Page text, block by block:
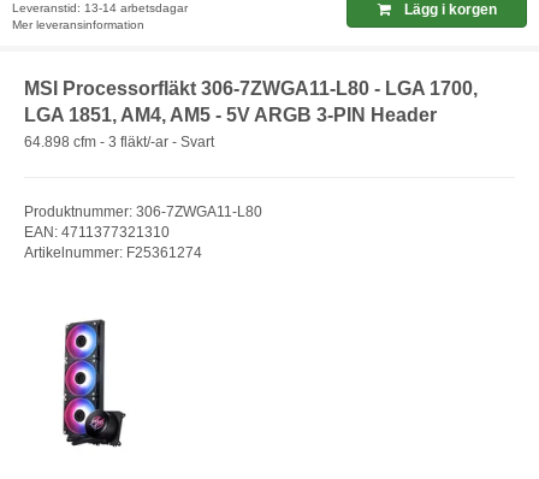
Leveranstid: 13-14 arbetsdagar
Mer leveransinformation
Lägg i korgen
MSI Processorfläkt 306-7ZWGA11-L80 - LGA 1700,
LGA 1851, AM4, AM5 - 5V ARGB 3-PIN Header
64.898 cfm - 3 fläkt/-ar - Svart
Produktnummer: 306-7ZWGA11-L80
EAN: 4711377321310
Artikelnummer: F25361274